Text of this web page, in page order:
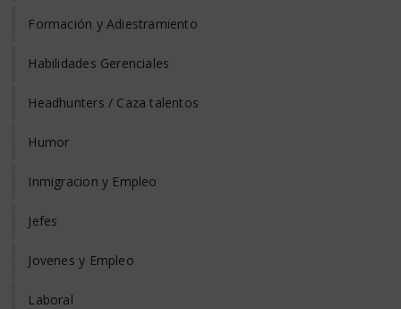
Formación y Adiestramiento
Habilidades Gerenciales
Headhunters / Caza talentos
Humor
Inmigracion y Empleo
Jefes
Jovenes y Empleo
Laboral